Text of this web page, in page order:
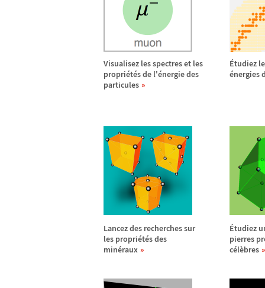
Visualisez les spectres et les
propriétés de l'énergie des
particules
Étudiez
énergies
Lancez des recherches sur
les propriétés des
minéraux
Étudiez
pierres pr
célèbres